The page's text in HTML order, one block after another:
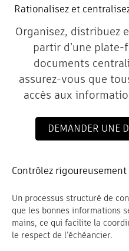
Rationalisez et
Organisez, distribuez
partir d’une
documents
assurez-vous que
accès aux
DEMANDER UNE
Contrôlez
Un processus structuré de
que les bonnes informations
mains, ce qui facilite la
le respect de l’échéancier.